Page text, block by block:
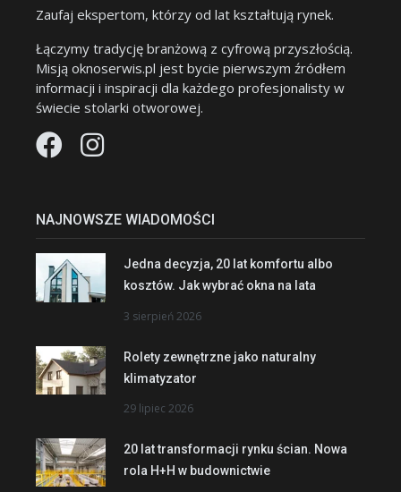
Zaufaj ekspertom, którzy od lat kształtują rynek.
Łączymy tradycję branżową z cyfrową przyszłością.
Misją oknoserwis.pl jest bycie pierwszym źródłem
informacji i inspiracji dla każdego profesjonalisty w
świecie stolarki otworowej.
NAJNOWSZE WIADOMOŚCI
Jedna decyzja, 20 lat komfortu albo
kosztów. Jak wybrać okna na lata
3 sierpień 2026
Rolety zewnętrzne jako naturalny
klimatyzator
29 lipiec 2026
20 lat transformacji rynku ścian. Nowa
rola H+H w budownictwie